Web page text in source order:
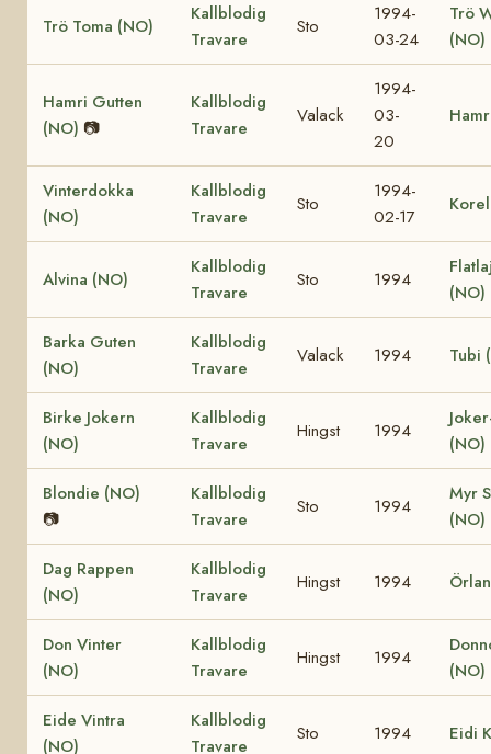
Trö Toma (NO)
Kallblodig
Travare
Sto
1994-
03-24
Trö
(NO)
Hamri Gutten
(NO) 📷
Kallblodig
Travare
Valack
1994-
03-
20
Vinterdokka
(NO)
Kallblodig
Travare
Sto
1994-
02-17
Alvina (NO)
Kallblodig
Travare
Sto 1994
(NO)
Barka Guten
(NO)
Kallblodig
Travare
Valack 1994 Tubi
Birke Jokern
(NO)
Kallblodig
Travare
Hingst 1994
(NO)
Blondie (NO)
📷
Kallblodig
Travare
Sto 1994
Myr
(NO)
Dag Rappen
(NO)
Kallblodig
Travare
Hingst 1994
Don Vinter
(NO)
Kallblodig
Travare
Hingst 1994
(NO)
Eide Vintra
(NO)
Kallblodig
Travare
Sto 1994 Eidi